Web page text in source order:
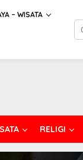
– WISATA
RELIGI